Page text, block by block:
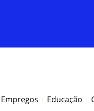
Empregos Educação